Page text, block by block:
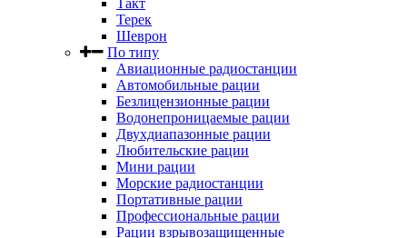
Такт
Терек
Шеврон
По типу
Авиационные радиостанции
Автомобильные рации
Безлицензионные рации
Водонепроницаемые рации
Двухдиапазонные рации
Любительские рации
Мини рации
Морские радиостанции
Портативные рации
Профессиональные рации
Рации взрывозащищенные